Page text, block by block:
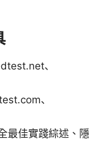
、
、
最佳實踐綜述、隱